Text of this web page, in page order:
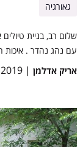
גאורגיה
שלום רב, בניית
עם נהג נהדר . איכות
אריק אדלמן | 17.08.2019